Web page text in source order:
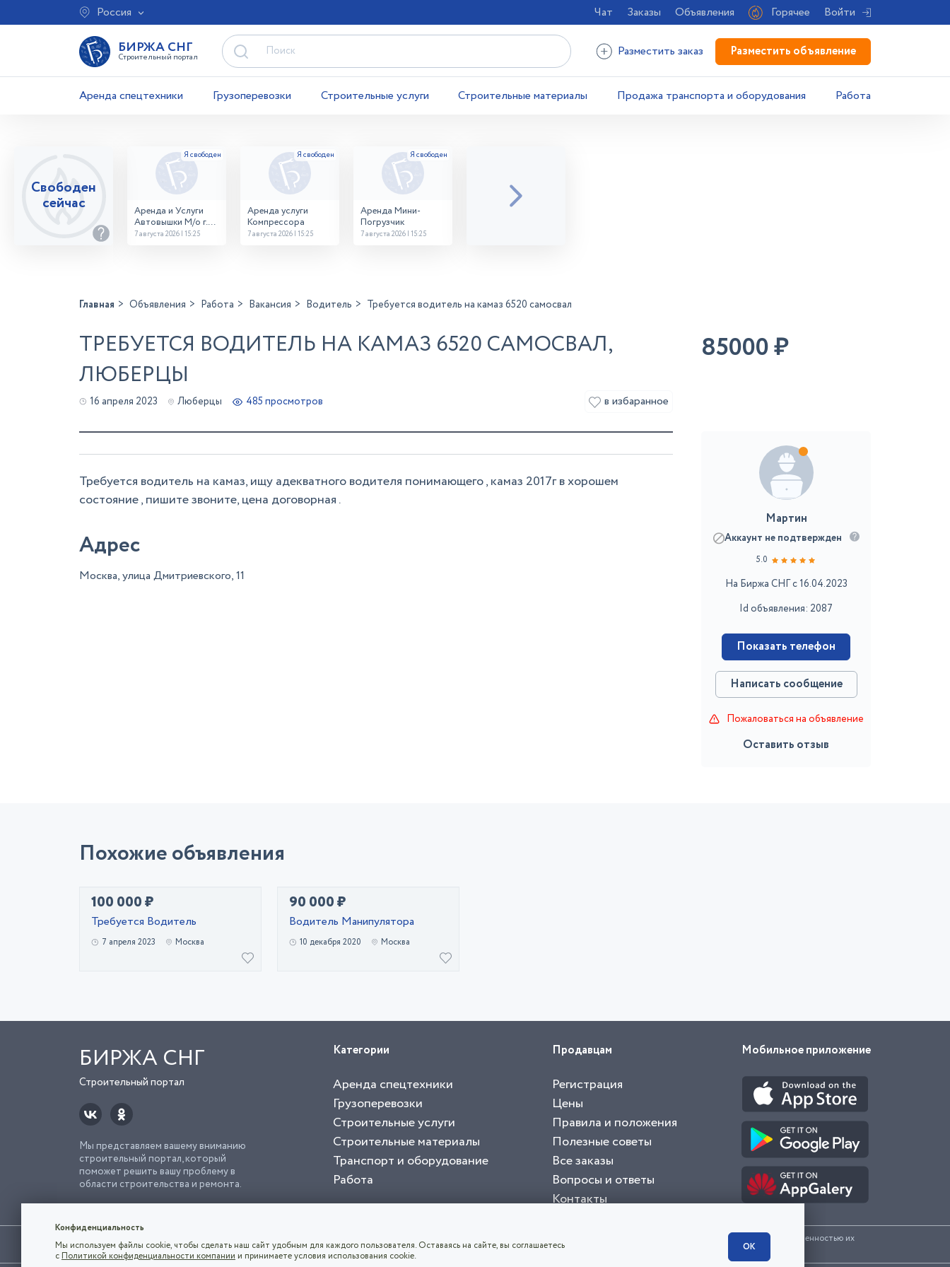
Россия Чат Заказы Объявления Горячее Войти
БИРЖА СНГ
Строительный портал Разместить заказ Разместить объявление
Аренда спецтехники Грузоперевозки Строительные услуги Строительные материалы Продажа транспорта и оборудования Работа
Свободен
сейчас
Аренда и Услуги
Автовышки М/о г.
Домодедово
7 августа 2026 | 15:25
Аренда услуги
Компрессора
7 августа 2026 | 15:25
Аренда Мини-
Погрузчик
7 августа 2026 | 15:25
Главная Объявления Работа Вакансия Водитель Требуется водитель на камаз 6520 самосвал
ТРЕБУЕТСЯ ВОДИТЕЛЬ НА КАМАЗ 6520 САМОСВАЛ,
ЛЮБЕРЦЫ
16 апреля 2023 Люберцы 485 просмотров в избаранное
85000₽
Требуется водитель на камаз, ищу адекватного водителя понимающего , камаз 2017г в хорошем
состояние , пишите звоните, цена договорная .
Адрес
Москва, улица Дмитриевского, 11
Мартин
Аккаунт не подтвержден
5.0
На Биржа СНГ с 16.04.2023
Id объявления: 2087
Показать телефон
Написать сообщение
Пожаловаться на объявление
Оставить отзыв
Похожие объявления
100 000 ₽
Требуется Водитель
7 апреля 2023 Москва
90 000 ₽
Водитель Манипулятора
10 декабря 2020 Москва
БИРЖА СНГ
Строительный портал
Мы представляем вашему вниманию
строительный портал, который
поможет решить вашу проблему в
области строительства и ремонта.
Категории
Аренда спецтехники
Грузоперевозки
Строительные услуги
Строительные материалы
Транспорт и оборудование
Работа
Продавцам
Регистрация
Цены
Правила и положения
Полезные советы
Все заказы
Вопросы и ответы
Контакты
Мобильное приложение
Использование сайта, в том числе подача объявлений, означает согласие с
. Все логотипы и торговые марки представленные на сайте являются собственностью их
владельца.
Конфиденциальность
Мы используем файлы cookie, чтобы сделать наш сайт удобным для каждого пользователя. Оставаясь на сайте, вы соглашаетесь
с Политикой конфиденциальности компании и принимаете условия использования cookie.
ОК
СКАЧАТЬ ПРИЛОЖЕНИЕ